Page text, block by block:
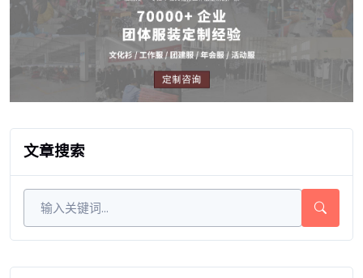
文章搜索